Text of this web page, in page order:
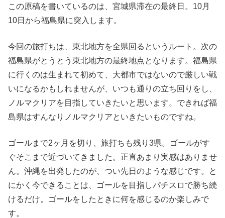
この原稿を書いているのは、宮城県滞在の最終日。10月
10日から福島県に突入します。
今回の旅打ちは、東北地方を全県回るというルート。次の
福島県がとうとう東北地方の最終地点となります。福島県
に行くのは生まれて初めて、大都市ではないので厳しい戦
いになるかもしれませんが、いつも通りの立ち回りをし、
ノルマクリアを目指していきたいと思います。できれば福
島県はすんなりノルマクリアといきたいものですね。
ゴールまで2ヶ月を切り、旅打ちも残り3県。ゴールがす
ぐそこまで近づいてきました。正直あまり実感はありませ
ん。沖縄を出発したのが、つい先日のような感じです。と
にかく今できることは、ゴールを目指しパチスロで勝ち続
けるだけ。ゴールをしたときに何を感じるのか楽しみで
す。